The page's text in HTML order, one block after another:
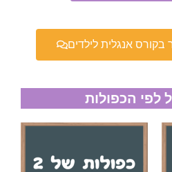
בקורס אנגלית לילדים
לפי הכפולות